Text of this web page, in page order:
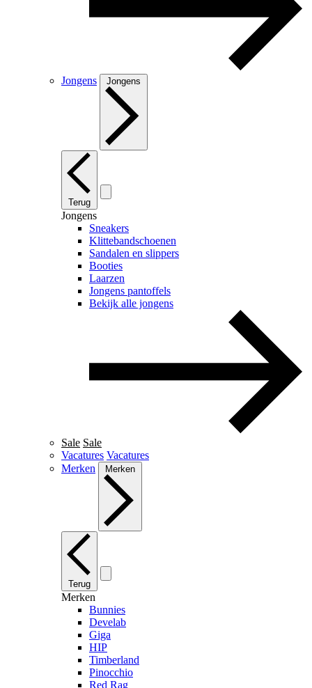
Jongens Jongens
Terug
Jongens
Sneakers
Klittebandschoenen
Sandalen en slippers
Booties
Laarzen
Jongens pantoffels
Bekijk alle jongens
Sale Sale
Vacatures Vacatures
Merken
Merken
Terug
Merken
Bunnies
Develab
Giga
HIP
Timberland
Pinocchio
Red Rag